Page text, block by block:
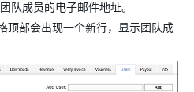
队成员的电子邮件地址。
顶部会出现一个新行，显示团队成